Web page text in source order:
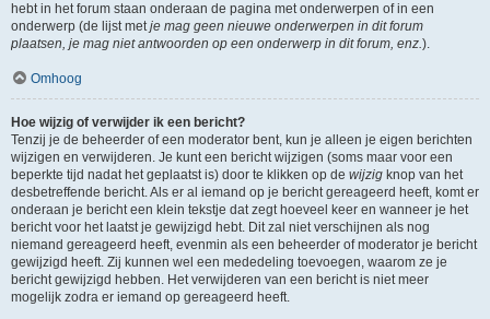
hebt in het forum staan onderaan de pagina met onderwerpen of in een
onderwerp (de lijst metje mag geen nieuwe onderwerpen in dit forum
plaatsen, je mag niet antwoorden op een onderwerp in dit forum, enz.).
Omhoog
Hoe wijzig of verwijder ik een bericht?
Tenzij je de beheerder of een moderator bent, kun je alleen je eigen berichten
wijzigen en verwijderen. Je kunt een bericht wijzigen (soms maar voor een
beperkte tijd nadat het geplaatst is) door te klikken op de wijzig knop van het
desbetreffende bericht. Als er al iemand op je bericht gereageerd heeft, komt er
onderaan je bericht een klein tekstje dat zegt hoeveel keer en wanneer je het
bericht voor het laatst je gewijzigd hebt. Dit zal niet verschijnen als nog
niemand gereageerd heeft, evenmin als een beheerder of moderator je bericht
gewijzigd heeft. Zij kunnen wel een mededeling toevoegen, waarom ze je
bericht gewijzigd hebben. Het verwijderen van een bericht is niet meer
mogelijk zodra er iemand op gereageerd heeft.